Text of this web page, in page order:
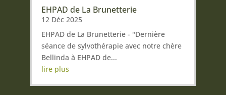
EHPAD de La Brunetterie
12 Déc 2025
EHPAD de La Brunetterie - "Dernière
séance de sylvothérapie avec notre chère
Bellinda à EHPAD de...
lire plus